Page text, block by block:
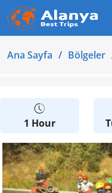
Ana Sayfa Bölgeler
1 Hour